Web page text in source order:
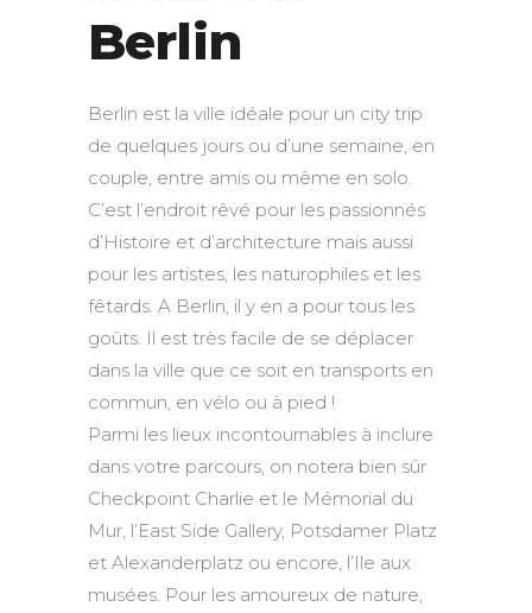
Berlin
Berlin est la ville idéale pour un city trip
de quelques jours ou d’une semaine, en
couple, entre amis ou même en solo.
C’est l’endroit rêvé pour les passionnés
d’Histoire et d’architecture mais aussi
pour les artistes, les naturophiles et les
fêtards. A Berlin, il y en a pour tous les
goûts. Il est très facile de se déplacer
dans la ville que ce soit en transports en
commun, en vélo ou à pied !
Parmi les lieux incontournables à inclure
dans votre parcours, on notera bien sûr
Checkpoint Charlie et le Mémorial du
Mur, l’East Side Gallery, Potsdamer Platz
et Alexanderplatz ou encore, l’Ile aux
musées. Pour les amoureux de nature,